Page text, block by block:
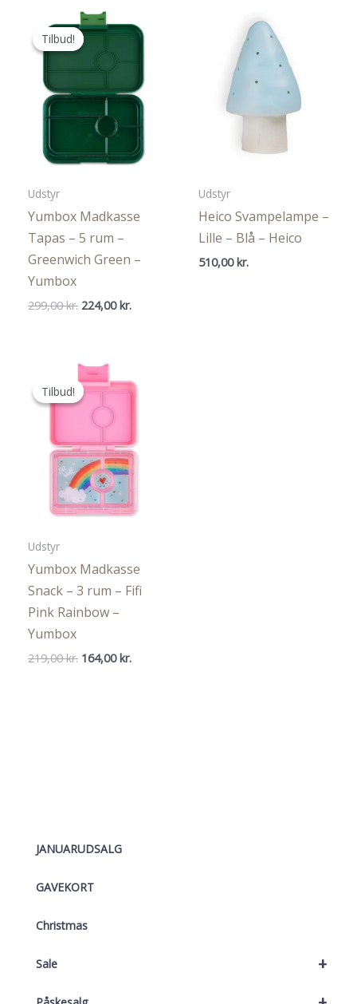
JANUARUDSALG
GAVEKORT
Christmas
+
Sale
Tilbud!
Tilbud!
Udstyr
Yumbox Madkasse
Tapas – 5 rum –
Greenwich Green –
Yumbox
299,00kr. Den
299,00 kr..
224,00 kr.Den
Udstyr
Heico Svampelampe –
Lille – Blå – Heico
510,00 kr.
Tilbud!
Tilbud!
Udstyr
Yumbox Madkasse
Snack – 3 rum – Fifi
Pink Rainbow –
Yumbox
219,00kr. Den
164,00kr.Den